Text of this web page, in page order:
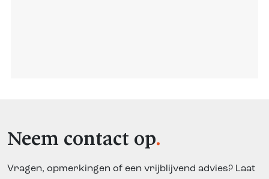
Neem contact op
Vragen, opmerkingen of een vrijblijvend advies? Laat